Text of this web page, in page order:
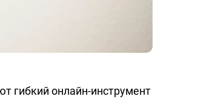
гибкий онлайн-инструмент